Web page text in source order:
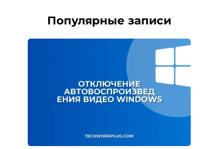
Популярные записи